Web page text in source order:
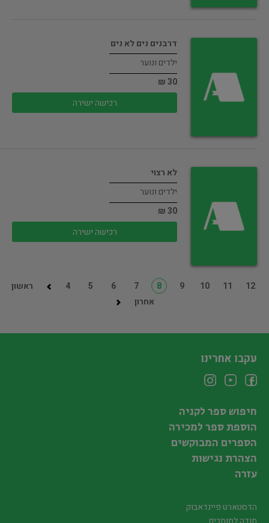
דרבנים נים לא נים
ילדים ונוער
30 ₪
רכישה ישירה
לא רצוי
ילדים ונוער
30 ₪
רכישה ישירה
ראשון 4 5 6 7 8 9 10 11
12
אחרון
עקבו אחרינו
חיפוש ספר לקניה
הוספת ספר למכירה
הספרים המבוקשים
הצהרת נגישות
עזרה
הדסטארט פיינדאבוק